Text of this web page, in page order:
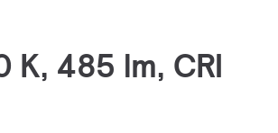
K, 485 lm, CRI